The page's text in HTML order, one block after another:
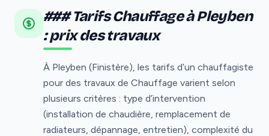
### Tarifs Chauffage à Pleyben
: prix des travaux
À Pleyben (Finistère), les tarifs d’un chauffagiste
pour des travaux de Chauffage varient selon
plusieurs critères : type d’intervention
(installation de chaudière, remplacement de
radiateurs, dépannage, entretien), complexité du